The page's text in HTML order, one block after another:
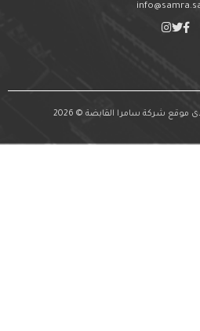
شركة سامرا القابضة © 2026